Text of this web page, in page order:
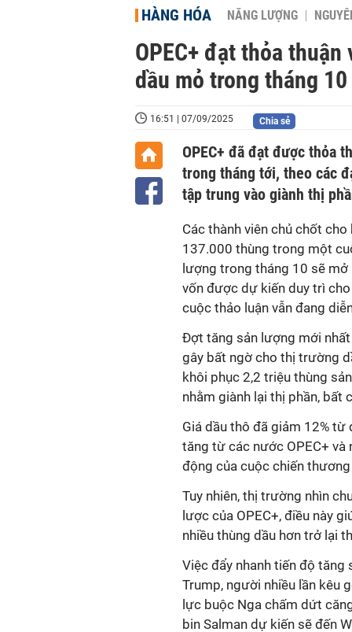
HÀNG HÓA NĂNG LƯỢNG
OPEC+ đạt thỏa
dầu mỏ trong tháng 10
16:51 | 07/09/2025 Chia sẻ
OPEC+ đã đạt được thỏa
trong tháng tới, theo các
tập trung vào giành thị
Các thành viên chủ chốt
137.000 thùng trong một
lượng trong tháng 10 sẽ
vốn được dự kiến duy trì
cuộc thảo luận vẫn đang
Đợt tăng sản lượng mới
gây bất ngờ cho thị trường
khôi phục 2,2 triệu thùng
nhằm giành lại thị phần, bất
Giá dầu thô đã giảm 12%
tăng từ các nước OPEC+
động của cuộc chiến
Tuy nhiên, thị trường nhìn
lược của OPEC+, điều này
nhiều thùng dầu hơn trở lại
Việc đẩy nhanh tiến độ tăng
Trump, người nhiều lần kêu
lực buộc Nga chấm dứt
bin Salman dự kiến sẽ đến